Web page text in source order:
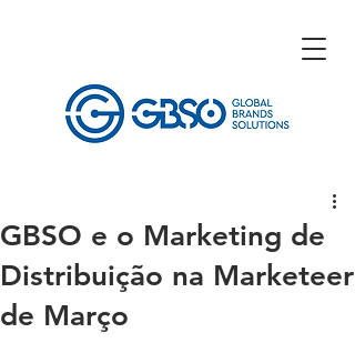
GBSO e o Marketing de
Distribuição na Marketeer
de Março